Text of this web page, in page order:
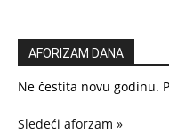
AFORIZAM DANA
Ne čestita novu godinu.
Sledeći aforzam »